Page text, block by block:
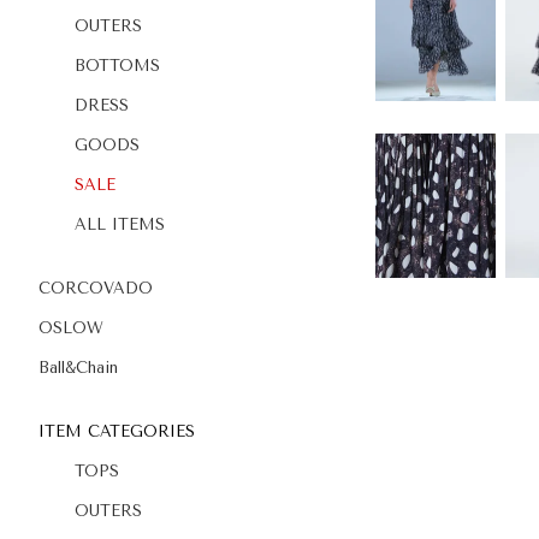
OUTERS
BOTTOMS
DRESS
GOODS
SALE
ALL ITEMS
CORCOVADO
OSLOW
Ball&Chain
ITEM CATEGORIES
TOPS
OUTERS